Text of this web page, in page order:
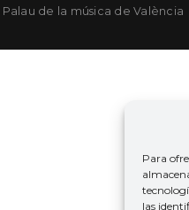
Para
las
Palau de la música de València